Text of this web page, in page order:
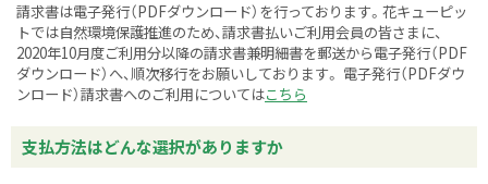
請求書は電子発行（PDFダウンロード）を行っております。花キューピッ
トでは自然環境保護推進のため、請求書払いご利用会員の皆さまに、
2020年10月度ご利用分以降の請求書兼明細書を郵送から電子発行（PDF
ダウンロード）へ、順次移行をお願いしております。 電子発行（PDFダウ
ンロード）請求書へのご利用についてはこちら
支払方法はどんな選択がありますか